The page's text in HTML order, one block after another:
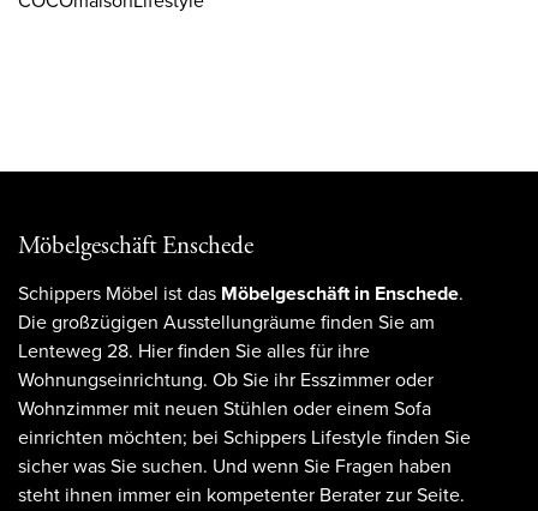
Möbelgeschäft Enschede
Schippers Möbel ist das Möbelgeschäft in Enschede.
Die großzügigen Ausstellungräume finden Sie am
Lenteweg 28. Hier finden Sie alles für ihre
Wohnungseinrichtung. Ob Sie ihr Esszimmer oder
Wohnzimmer mit neuen Stühlen oder einem Sofa
einrichten möchten; bei Schippers Lifestyle finden Sie
sicher was Sie suchen. Und wenn Sie Fragen haben
steht ihnen immer ein kompetenter Berater zur Seite.